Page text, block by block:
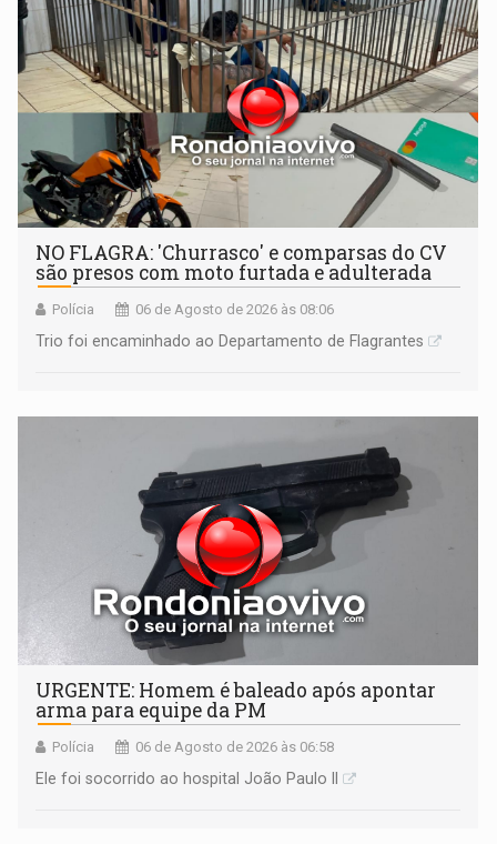
NO FLAGRA: 'Churrasco' e comparsas do CV
são presos com moto furtada e adulterada
Polícia 06 de Agosto de 2026 às 08:06
Trio foi encaminhado ao Departamento de Flagrantes
URGENTE: Homem é baleado após apontar
arma para equipe da PM
Polícia 06 de Agosto de 2026 às 06:58
Ele foi socorrido ao hospital João Paulo II